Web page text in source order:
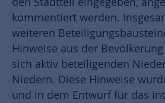
kommentiert werden.
weiteren
Hinweise aus der
sich aktiv beteiligenden
Niedern. Diese Hinweise
und in dem Entwurf für das